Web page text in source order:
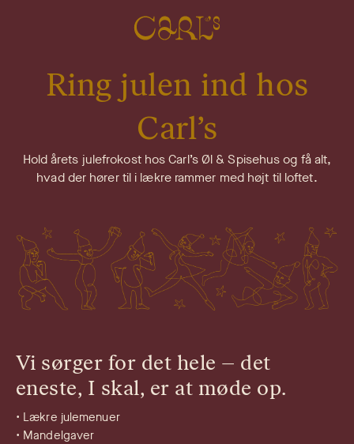
Ring julen ind hos
Carl’s
Hold årets julefrokost hos Carl’s Øl & Spisehus og få alt,
hvad der hører til i lækre rammer med højt til loftet.
Vi sørger for det hele – det
eneste, I skal, er at møde op.
• Lækre julemenuer
• Mandelgaver